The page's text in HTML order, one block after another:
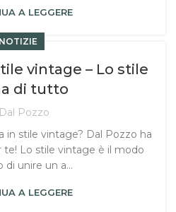
A LEGGERE
NOTIZIE
vintage – Lo stile
di tutto
Dal Pozzo
in stile vintage? Dal Pozzo ha
te! Lo stile vintage è il modo
di unire un a...
A LEGGERE